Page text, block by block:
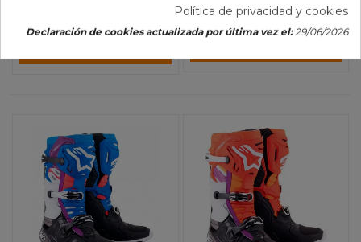
Talla :
43
Política de privacidad y cookies
Declaración de cookies actualizada por última vez el:29/06/2026